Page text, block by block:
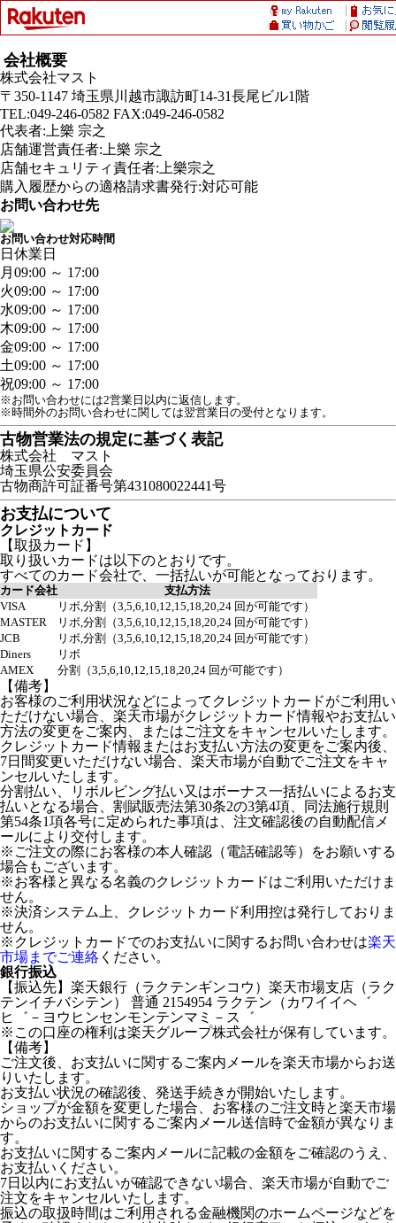
会社概要
株式会社マスト
〒350-1147 埼玉県川越市諏訪町14-31長尾ビル1階
TEL:049-246-0582 FAX:049-246-0582
代表者:上樂 宗之
店舗運営責任者:上樂 宗之
店舗セキュリティ責任者:上樂宗之
購入履歴からの適格請求書発行:対応可能
お問い合わせ先
お問い合わせ対応時間
日 休業日
月 09:00 ～ 17:00
火09:00 ～ 17:00
水09:00 ～ 17:00
木09:00 ～ 17:00
金09:00 ～ 17:00
土09:00 ～ 17:00
祝09:00 ～ 17:00
※お問い合わせには2営業日以内に返信します。
※時間外のお問い合わせに関しては翌営業日の受付となります。
古物営業法の規定に基づく表記
株式会社 マスト
埼玉県公安委員会
古物商許可証番号第431080022441号
お支払について
クレジットカード
【取扱カード】
取り扱いカードは以下のとおりです。
すべてのカード会社で、一括払いが可能となっております。
カード会社
支払方法
VISA
リボ,分割（3,5,6,10,12,15,18,20,24 回が可能です）
MASTER
リボ,分割（3,5,6,10,12,15,18,20,24 回が可能です）
JCB
リボ,分割（3,5,6,10,12,15,18,20,24 回が可能です）
Diners
リボ
AMEX
分割（3,5,6,10,12,15,18,20,24 回が可能です）
【備考】
お客様のご利用状況などによってクレジットカードがご利用い
ただけない場合、楽天市場がクレジットカード情報やお支払い
方法の変更をご案内、またはご注文をキャンセルいたします。
クレジットカード情報またはお支払い方法の変更をご案内後、
7日間変更いただけない場合、楽天市場が自動でご注文をキャ
ンセルいたします。
分割払い、リボルビング払い又はボーナス一括払いによるお支
払いとなる場合、割賦販売法第30条2の3第4項、同法施行規則
第54条1項各号に定められた事項は、注文確認後の自動配信メ
ールにより交付します。
※ご注文の際にお客様の本人確認（電話確認等）をお願いする
場合もございます。
※お客様と異なる名義のクレジットカードはご利用いただけま
せん。
※決済システム上、クレジットカード利用控は発行しておりま
せん。
※クレジットカードでのお支払いに関するお問い合わせは楽天
市場までご連絡 ください。
銀行振込
【振込先】楽天銀行（ラクテンギンコウ）楽天市場支店（ラク
テンイチバシテン） 普通 2154954 ラクテン（カワイイヘ゛
ヒ゛－ヨウヒンセンモンテンマミ－ス゛
※この口座の権利は楽天グループ株式会社が保有しています。
【備考】
ご注文後、お支払いに関するご案内メールを楽天市場からお送
りいたします。
お支払い状況の確認後、発送手続きが開始いたします。
ショップが金額を変更した場合、お客様のご注文時と楽天市場
からのお支払いに関するご案内メール送信時で金額が異なりま
す。
お支払いに関するご案内メールに記載の金額をご確認のうえ、
お支払いください。
7日以内にお支払いが確認できない場合、楽天市場が自動でご
注文をキャンセルいたします。
振込の取扱時間はご利用される金融機関のホームページなどを